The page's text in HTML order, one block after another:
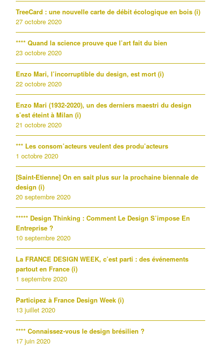
TreeCard : une nouvelle carte de débit écologique en bois (i)
27 octobre 2020
**** Quand la science prouve que l’art fait du bien
23 octobre 2020
Enzo Mari, l’incorruptible du design, est mort (i)
22 octobre 2020
Enzo Mari (1932-2020), un des derniers maestri du design
s’est éteint à Milan (i)
21 octobre 2020
*** Les consom’acteurs veulent des produ’acteurs
1 octobre 2020
[Saint-Etienne] On en sait plus sur la prochaine biennale de
design (i)
20 septembre 2020
***** Design Thinking : Comment Le Design S’impose En
Entreprise ?
10 septembre 2020
La FRANCE DESIGN WEEK, c’est parti : des événements
partout en France (i)
1 septembre 2020
Participez à France Design Week (i)
13 juillet 2020
**** Connaissez-vous le design brésilien ?
17 juin 2020